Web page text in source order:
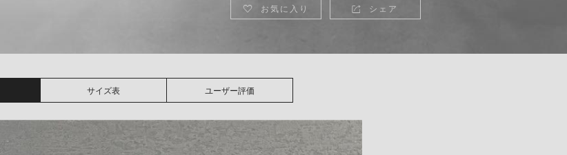
 お気に入り  シェア
サイズ表 ユーザー評価